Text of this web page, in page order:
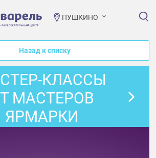
ПУШКИНО
Назад к списку
КЛАССЫ
МАСТЕРОВ
ЯРМАРКИ